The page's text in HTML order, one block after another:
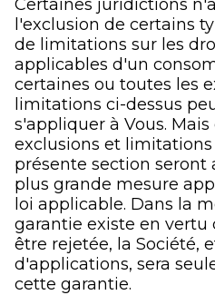
Certaines juridictions
l'exclusion de certains
de limitations sur les
applicables d'un
certaines ou toutes les
limitations ci-dessus
s'appliquer à Vous.
exclusions et limitations
présente section seront
plus grande mesure
loi applicable. Dans la
garantie existe en
être rejetée, la Société,
d'applications, sera
cette garantie.